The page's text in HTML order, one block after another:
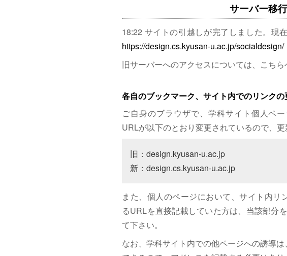
サーバー移
18:22 サイトの引越しが完了しました。現
https://design.cs.kyusan-u.ac.jp/socialdesign/
旧サーバーへのアクセスについては、こちら
各自のブックマーク、サイト内でのリンク
ご自身のブラウザで、学科サイト個人ペ
URLが以下のとおり変更されているので、更
旧：design.kyusan-u.ac.jp
新：design.cs.kyusan-u.ac.jp
また、個人のページにおいて、サイト内リ
るURLを直接記載していた方は、当該部分
て下さい。
なお、学科サイト内での他ページへの誘導